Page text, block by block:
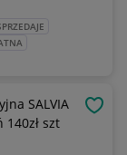
SALVIA
140zł szt